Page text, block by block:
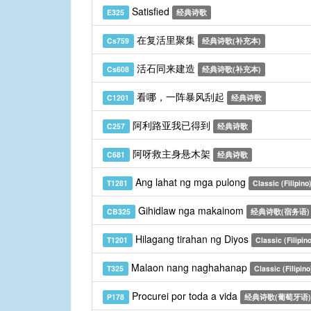
E325 Satisfied 经典诗歌
Cs759 在复活里聚集 经典诗歌(补充本)
Cs608 活石同来建造 经典诗歌(补充本)
C1201 看哪，一阵暴风刮起 经典诗歌
C257 阿利路亚我已得到 经典诗歌
C681 阿呀救主身悬木架 经典诗歌
T1281 Ang lahat ng mga pulong Classic (Filipino)
CB325 Gihidlaw nga makainom 经典诗歌(宿务语)
T1201 Hilagang tirahan ng Diyos Classic
T325 Malaon nang naghahanap Classic
P178 Procurei por toda a vida 经典诗歌(葡萄牙语)